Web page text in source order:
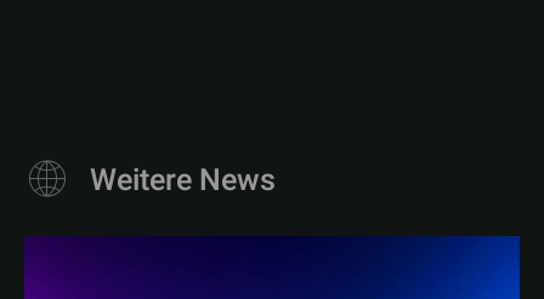
Weitere News